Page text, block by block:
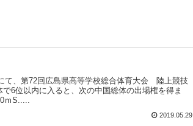
て、第72回広島県高等学校総合体育大会 陸上競技
6位以内に入ると、次の中国総体の出場権を得ま
ｍS.....
2019.05.29